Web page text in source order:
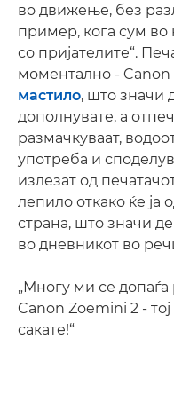
во движење, без
пример, кога сум во
со пријателите“.
моментално - Canon
мастило, што значи
дополнувате, а
размачкуваат,
употреба и
излезат од
лепило откако ќе ја
страна, што значи
во дневникот во
„Многу ми се
Canon Zoemini 2 -
сакате!“